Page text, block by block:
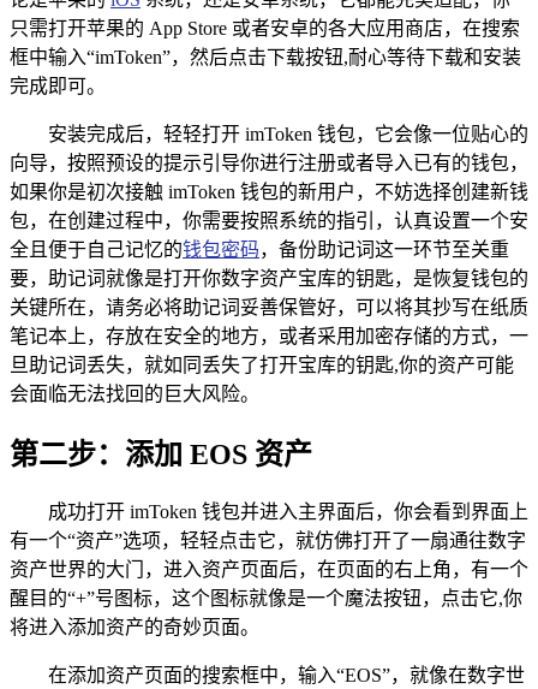
只需打开苹果的 App Store 或者安卓的各大应用商店，在搜索
框中输入“imToken”，然后点击下载按钮,耐心等待下载和安装
完成即可。
安装完成后，轻轻打开 imToken 钱包，它会像一位贴心的
向导，按照预设的提示引导你进行注册或者导入已有的钱包，
如果你是初次接触 imToken 钱包的新用户，不妨选择创建新钱
包，在创建过程中，你需要按照系统的指引，认真设置一个安
全且便于自己记忆的钱包密码，备份助记词这一环节至关重
要，助记词就像是打开你数字资产宝库的钥匙，是恢复钱包的
关键所在，请务必将助记词妥善保管好，可以将其抄写在纸质
笔记本上，存放在安全的地方，或者采用加密存储的方式，一
旦助记词丢失，就如同丢失了打开宝库的钥匙,你的资产可能
会面临无法找回的巨大风险。
第二步：添加 EOS 资产
成功打开 imToken 钱包并进入主界面后，你会看到界面上
有一个“资产”选项，轻轻点击它，就仿佛打开了一扇通往数字
资产世界的大门，进入资产页面后，在页面的右上角，有一个
醒目的“+”号图标，这个图标就像是一个魔法按钮，点击它,你
将进入添加资产的奇妙页面。
在添加资产页面的搜索框中，输入“EOS”，就像在数字世